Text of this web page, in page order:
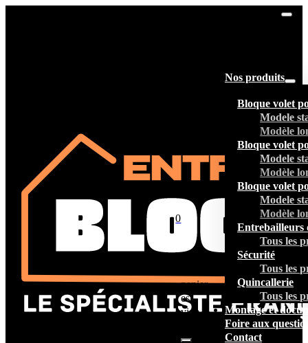
Nos produits
Bloque volet
Modele
Modèle
Bloque volet
Modele
Modèle
Bloque volet
Modele
Modèle
Entrebailleurs
Tous les
Sécurité
Tous les
Quincallerie
Tous les
Montage et
Foire aux
Contact
0
panier
est
vide.